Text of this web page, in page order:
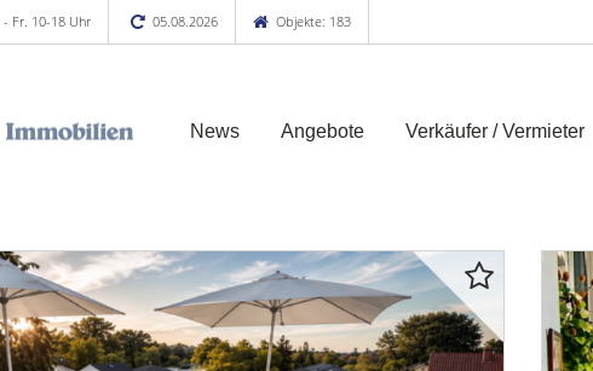
- Fr. 10-18 Uhr 05.08.2026 Objekte: 183
News Angebote Verkäufer / Vermieter